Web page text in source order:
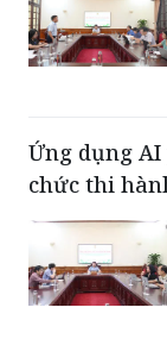
Ứng dụng
chức thi